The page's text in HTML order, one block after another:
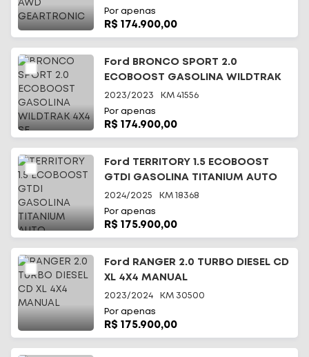
Por apenas
R$ 174.900,00
Ford BRONCO SPORT 2.0
ECOBOOST GASOLINA WILDTRAK
4X4 SE
2023/2023 KM 41556
Por apenas
R$ 174.900,00
Ford TERRITORY 1.5 ECOBOOST
GTDI GASOLINA TITANIUM AUTO
2024/2025 KM 18368
Por apenas
R$ 175.900,00
Ford RANGER 2.0 TURBO DIESEL CD
XL 4X4 MANUAL
2023/2024 KM 30500
Por apenas
R$ 175.900,00